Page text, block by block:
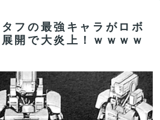
フの最強キャラがロボ
開で大炎上！ｗｗｗｗ